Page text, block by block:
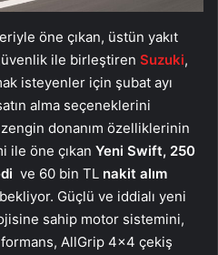
öne çıkan, üstün yakıt
ile birleştiren Suzuki,
isteyenler için şubat ayı
alma seçeneklerini
donanım özelliklerinin
ile öne çıkan Yeni Swift, 250
ve 60 bin TL nakit alım
Güçlü ve iddialı yeni
sahip motor sistemini,
AllGrip 4×4 çekiş